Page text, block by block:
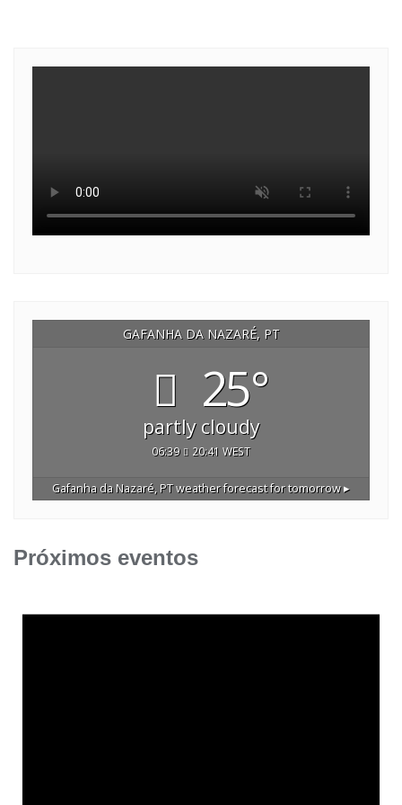
GAFANHA DA NAZARÉ, PT
25°
partly cloudy
06:39 20:41 WEST
Gafanha da Nazaré, PTweather forecast for tomorrow ▸
Próximos eventos